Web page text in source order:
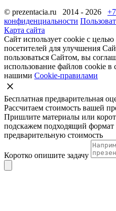
© prezentacia.ru 2014 - 2026
конфиденциальности
Карта сайта
Сайт использует cookie с целью
посетителей для улучшения
пользоваться Сайтом, вы
использование файлов cookie в
нашими Cookie-правилами
Бесплатная предварительная
Рассчитаем стоимость вашей
Пришлите материалы или
подскажем подходящий формат
предварительную стоимость
Коротко опишите задачу